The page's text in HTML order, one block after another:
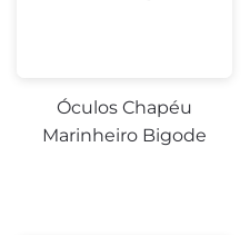
Óculos Chapéu
Marinheiro Bigode